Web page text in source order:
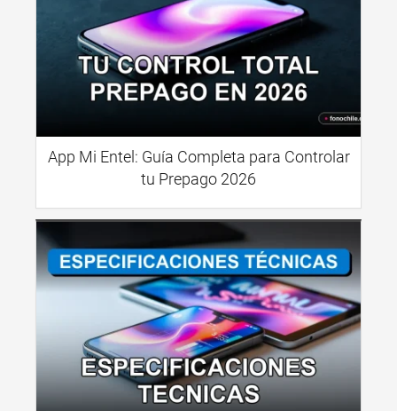
App Mi Entel: Guía Completa para Controlar
tu Prepago 2026